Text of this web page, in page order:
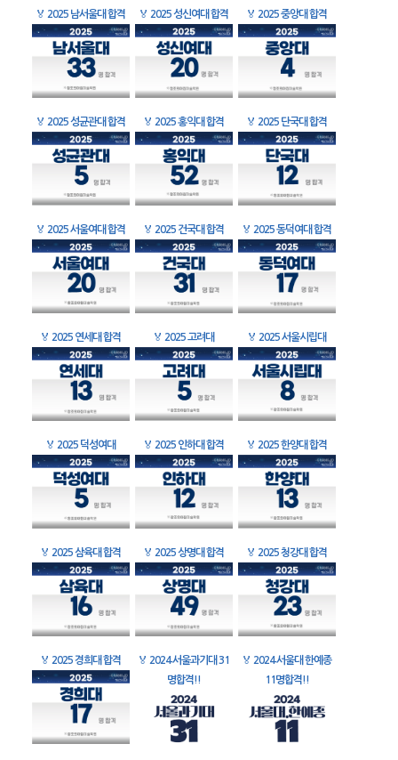
🏅 2025 남서울대 합격 🏅 2025 성신여대 합격 🏅 2025 중앙대 합격
🏅 2025 성균관대 합격 🏅 2025 홍익대 합격 🏅 2025 단국대 합격
🏅 2025 서울여대 합격 🏅 2025 건국대 합격 🏅 2025 동덕여대 합격
🏅 2025 연세대 합격 🏅 2025 고려대 🏅 2025 서울시립대
🏅 2025 덕성여대 🏅 2025 인하대 합격 🏅 2025 한양대 합격
🏅 2025 삼육대 합격 🏅 2025 상명대 합격 🏅 2025 청강대 합격
🏅 2025 경희대 합격 🏅 2024 서울과기대 31
명합격!!
🏅 2024 서울대 한예종
11명합격!!